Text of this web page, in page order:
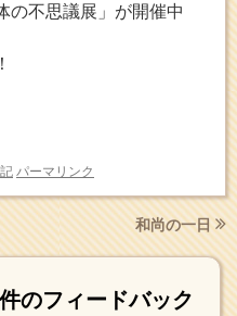
の不思議展」が開催中
パーマリンク
和尚の一日
のフィードバック